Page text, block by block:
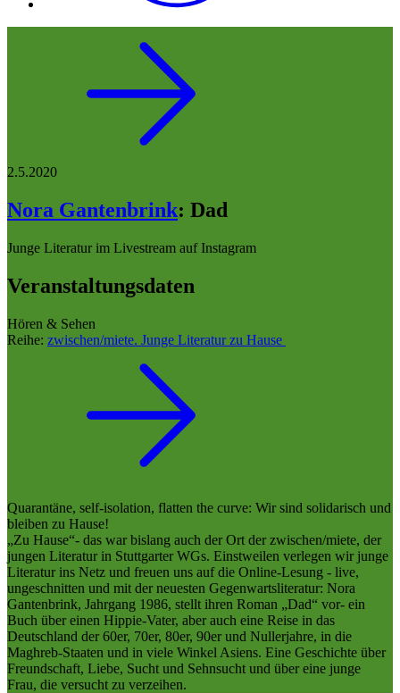
2.5.2020
Nora Gantenbrink: Dad
Junge Literatur im Livestream auf Instagram
Veranstaltungsdaten
Hören & Sehen
Reihe: zwischen/miete. Junge Literatur zu Hause
Quarantäne, self-isolation, flatten the curve: Wir sind solidarisch und
bleiben zu Hause!
„Zu Hause“- das war bislang auch der Ort der zwischen/miete, der
jungen Literatur in Stuttgarter WGs. Einstweilen verlegen wir junge
Literatur ins Netz und freuen uns auf die Online-Lesung - live,
ungeschnitten und mit der neuesten Gegenwartsliteratur: Nora
Gantenbrink, Jahrgang 1986, stellt ihren Roman „Dad“ vor- ein
Buch über einen Hippie-Vater, aber auch eine Reise in das
Deutschland der 60er, 70er, 80er, 90er und Nullerjahre, in die
Maghreb-Staaten und in viele Winkel Asiens. Eine Geschichte über
Freundschaft, Liebe, Sucht und Sehnsucht und über eine junge
Frau, die versucht zu verzeihen.